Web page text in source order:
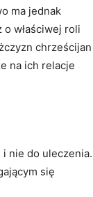
ma jednak
właściwej roli
chrześcijan
na ich relacje
nie do uleczenia.
się